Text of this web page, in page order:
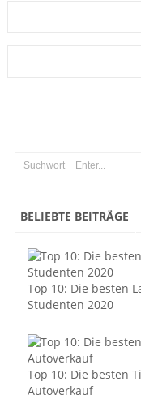
BELIEBTE BEITRÄGE
Top 10: Die besten
Studenten 2020
Top 10: Die besten
Autoverkauf